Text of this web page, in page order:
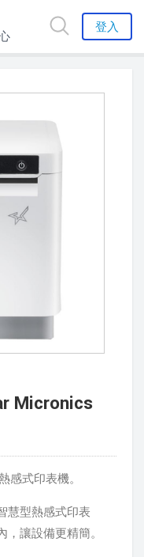
登入
Micronics
感式印表機。
慧型熱感式印表
讓設備更精簡。